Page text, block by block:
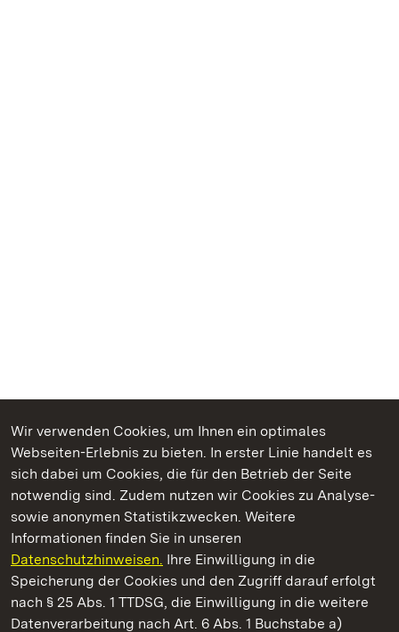
Wir verwenden Cookies, um Ihnen ein optimales
Webseiten-Erlebnis zu bieten. In erster Linie handelt es
sich dabei um Cookies, die für den Betrieb der Seite
notwendig sind. Zudem nutzen wir Cookies zu Analyse-
sowie anonymen Statistikzwecken. Weitere
Informationen finden Sie in unseren
Datenschutzhinweisen. Ihre Einwilligung in die
Speicherung der Cookies und den Zugriff darauf erfolgt
nach § 25 Abs. 1 TTDSG, die Einwilligung in die weitere
Datenverarbeitung nach Art. 6 Abs. 1 Buchstabe a)
Kommen. Staunen. Genießen.
Hochburg bei Emmendingen
Staatliche Schlösser und Gärten Baden-Württemberg